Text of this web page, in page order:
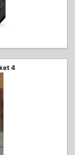
4